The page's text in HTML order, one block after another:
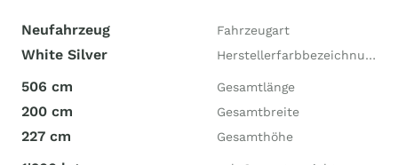
Neufahrzeug Fahrzeugart
White Silver Herstellerfarbbezeichnung
506 cm Gesamtlänge
200 cm Gesamtbreite
227 cm Gesamthöhe